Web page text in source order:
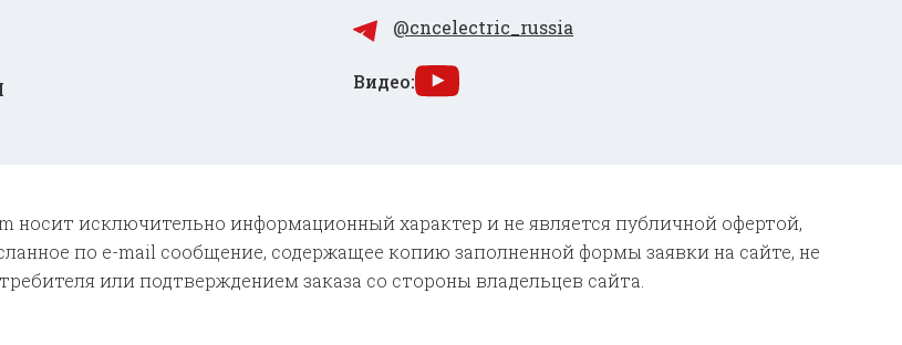
@cncelectric_russia
Видео:
носит исключительно информационный характер и не является публичной офертой,
по e-mail сообщение, содержащее копию заполненной формы заявки на сайте, не
или подтверждением заказа со стороны владельцев сайта.